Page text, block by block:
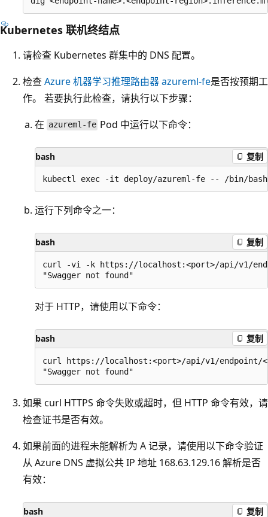
Kubernetes 联机终结点
请检查 Kubernetes 群集中的 DNS 配置。
检查Azure 机器学习推理路由器azureml-fe是否按预期工
作。 若要执行此检查，请执行以下步骤：
在 azureml-fe Pod 中运行以下命令：
bash 复制
运行下列命令之一：
bash 复制
curl -vi -k https://localhost:<port>/api/v1/
对于 HTTP，请使用以下命令：
bash 复制
curl https://localhost:<port>/api/v1/endpoint/
如果 curl HTTPS 命令失败或超时，但 HTTP 命令有效，请
检查证书是否有效。
如果前面的进程未能解析为 A 记录，请使用以下命令验证
从 Azure DNS 虚拟公共 IP 地址 168.63.129.16 解析是否
有效：
bash 复制